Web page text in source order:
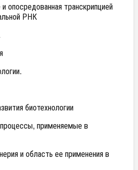
опосредованная транскрипцией
РНК
биотехнологии
применяемые в
и область ее применения в